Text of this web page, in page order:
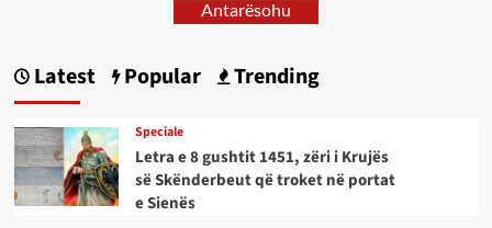
Antarësohu
Latest Popular Trending
Speciale
Letra e 8 gushtit 1451, zëri i Krujës
së Skënderbeut që troket në portat
e Sienës